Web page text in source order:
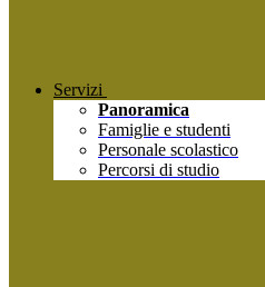
Servizi
Panoramica
Famiglie e studenti
Personale scolastico
Percorsi di studio